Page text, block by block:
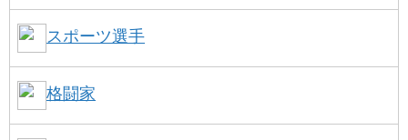
スポーツ選手
格闘家